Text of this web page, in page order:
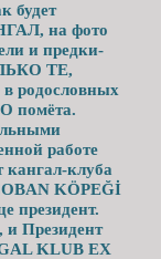
будет
на фото
и предки-
ТЕ,
родословных
помёта.
работе
кангал-клуба
KÖPEĞİ
президент.
и Президент
KLUB EX